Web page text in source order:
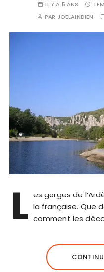
IL Y A 5 ANS
PAR JOELAINDIEN
L es gorges de
la française. Que
comment les